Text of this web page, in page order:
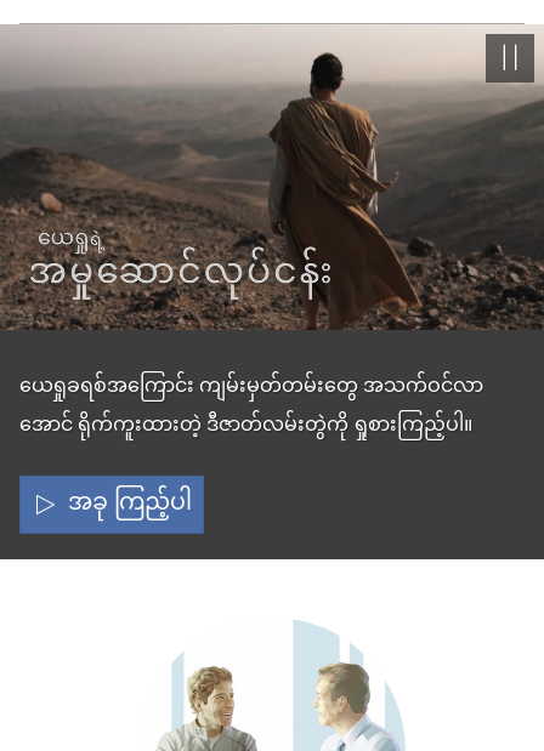
ရပ်
ယေရှု
ရဲ့
အမှုဆောင်
ယေရှုခရစ်အကြောင်း ကျမ်းမှတ်တမ်းတွေ အသက်ဝင်လာ
အောင် ရိုက်ကူးထားတဲ့ ဒီဇာတ်လမ်းတွဲကို ရှုစားကြည့်ပါ။
အခု ကြည့်ပါ